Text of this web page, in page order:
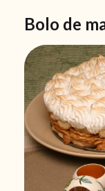
Bolo de